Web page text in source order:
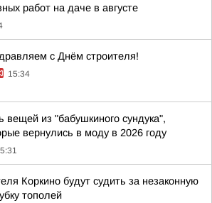
работ на даче в августе
с Днём строителя!
15:34
вещей из "бабушкиного сундука",
вернулись в моду в 2026 году
Коркино будут судить за незаконную
тополей